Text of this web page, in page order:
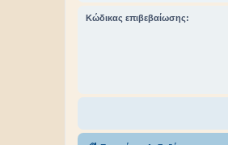
Κώδικας επιβεβαίωσης: